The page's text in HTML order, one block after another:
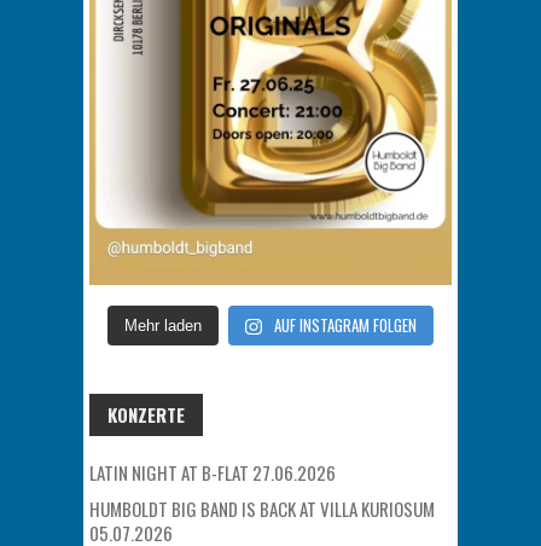
Mehr laden AUF INSTAGRAM FOLGEN
KONZERTE
LATIN NIGHT AT B-FLAT 27.06.2026
HUMBOLDT BIG BAND IS BACK AT VILLA KURIOSUM
05.07.2026